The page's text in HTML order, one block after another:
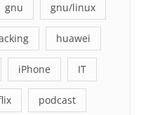
gnu gnu/linux
huawei
iPhone IT
podcast